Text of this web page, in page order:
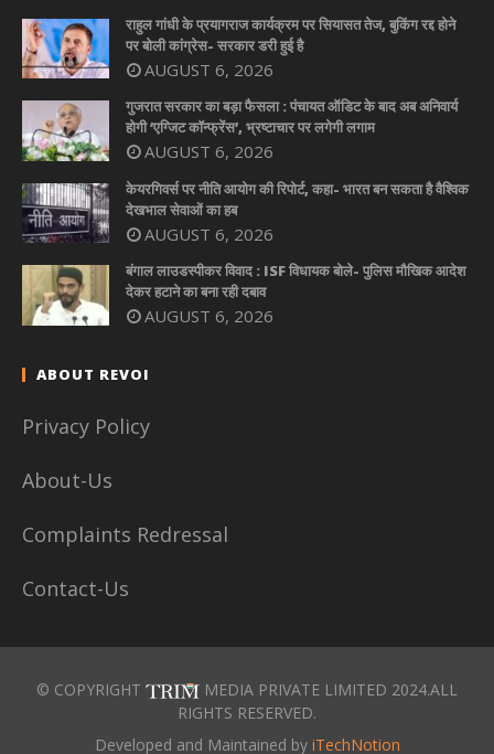
राहुल गांधी के प्रयागराज कार्यक्रम पर सियासत तेज, बुकिंग रद्द होने
पर बोली कांग्रेस- सरकार डरी हुई है
AUGUST 6, 2026
गुजरात सरकार का बड़ा फैसला : पंचायत ऑडिट के बाद अब अनिवार्य
होगी ‘एग्जिट कॉन्फ्रेंस’, भ्रष्टाचार पर लगेगी लगाम
AUGUST 6, 2026
केयरगिवर्स पर नीति आयोग की रिपोर्ट, कहा- भारत बन सकता है वैश्विक
देखभाल सेवाओं का हब
AUGUST 6, 2026
बंगाल लाउडस्पीकर विवाद : ISF विधायक बोले- पुलिस मौखिक आदेश
देकर हटाने का बना रही दबाव
AUGUST 6, 2026
ABOUT REVOI
Privacy Policy
About-Us
Complaints Redressal
Contact-Us
© COPYRIGHT
MEDIA PRIVATE LIMITED 2024.ALL
RIGHTS RESERVED.
Developed and Maintained by iTechNotion